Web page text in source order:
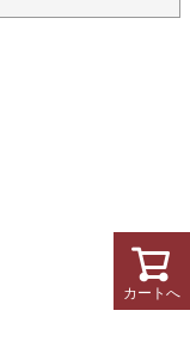
カートへ